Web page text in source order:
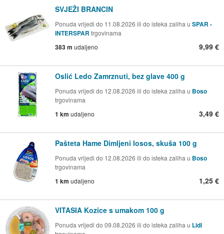
SVJEŽI BRANCIN
Ponuda vrijedi do 11.08.2026 ili do isteka zaliha u SPAR -
INTERSPAR trgovinama
383 m udaljeno 9,99 €
Oslić Ledo Zamrznuti, bez glave 400 g
Ponuda vrijedi do 12.08.2026 ili do isteka zaliha u Boso
trgovinama
1 km udaljeno 3,49 €
Pašteta Hame Dimljeni losos, skuša 100 g
Ponuda vrijedi do 12.08.2026 ili do isteka zaliha u Boso
trgovinama
1 km udaljeno 1,25 €
VITASIA Kozice s umakom 100 g
Ponuda vrijedi do 09.08.2026 ili do isteka zaliha u Lidl